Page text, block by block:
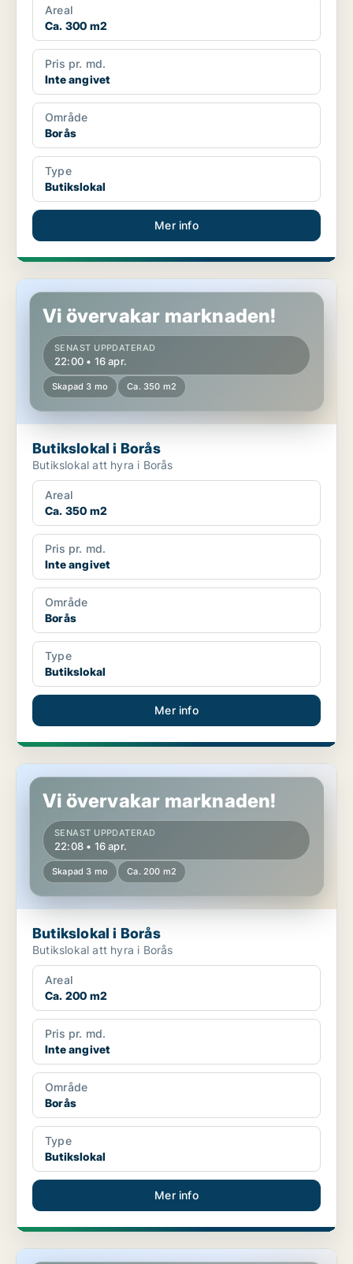
Areal
Ca. 300 m2
Pris pr. md.
Inte angivet
Område
Borås
Type
Butikslokal
Mer info
Butikslokal i Borås
Vi övervakar marknaden!
SENAST UPPDATERAD
22:00 • 16 apr.
Skapad 3 mo Ca. 350 m2
Butikslokal i Borås
Butikslokal att hyra i Borås
Areal
Ca. 350 m2
Pris pr. md.
Inte angivet
Område
Borås
Type
Butikslokal
Mer info
Butikslokal i Borås
Vi övervakar marknaden!
SENAST UPPDATERAD
22:08 • 16 apr.
Skapad 3 mo Ca. 200 m2
Butikslokal i Borås
Butikslokal att hyra i Borås
Areal
Ca. 200 m2
Pris pr. md.
Inte angivet
Område
Borås
Type
Butikslokal
Mer info
Butikslokal i Borås